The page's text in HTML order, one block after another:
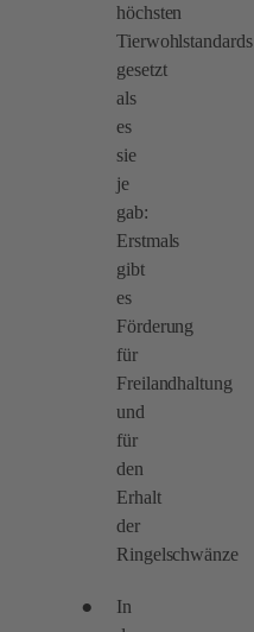
höchsten
Tierwohlstandards
gesetzt
als
es
sie
je
gab:
Erstmals
gibt
es
Förderung
für
Freilandhaltung
und
für
den
Erhalt
der
Ringelschwänze
In